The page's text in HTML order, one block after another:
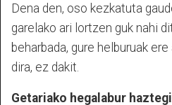
Dena den, oso kezkatuta
garelako ari lortzen guk nahi
beharbada, gure helburuak
dira, ez dakit.
Getariako hegalabur